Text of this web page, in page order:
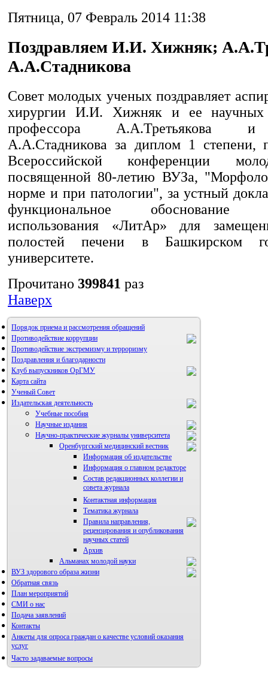
Пятница, 07 Февраль 2014 11:38
Поздравляем И.И. Хижняк;
А.А.Стадникова
Совет молодых ученых поздравляет
хирургии И.И. Хижняк и ее научных
профессора А.А.Третьякова и
А.А.Стадникова за диплом 1 степени,
Всероссийской конференции
посвященной 80-летию ВУЗа,
норме и при патологии", за устный
функциональное обоснование
использования «ЛитАр» для
полостей печени в Башкирском
университете.
Прочитано 399841 раз
Наверх
Порядок приема и рассмотрения обращений
Противодействие коррупции
Противодействие экстремизму и терроризму
Поздравления и благодарности
Клуб выпускников ОрГМУ
Карта сайта
Ученый Совет
Издательская деятельность
Учебные пособия
Научные издания
Научно-практические журналы университета
Оренбургский медицинский вестник
Информация об издательстве
Информация о главном редакторе
Состав редакционных коллегии и
совета журнала
Контактная информация
Тематика журнала
Правила направления,
рецензирования и опубликования
научных статей
Архив
Альманах молодой науки
Редакция журнала
ВУЗ здорового образа жизни
Фотогалерея
Обратная связь
План мероприятий
СМИ о нас
Подача заявлений
Контакты
Анкеты для опроса граждан о качестве условий оказания
услуг
Часто задаваемые вопросы